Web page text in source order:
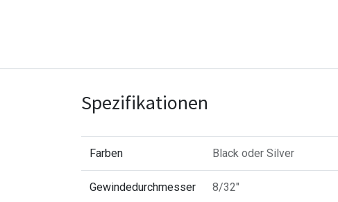
Spezifikationen
Farben Black oder Silver
Gewindedurchmesser 8/32"